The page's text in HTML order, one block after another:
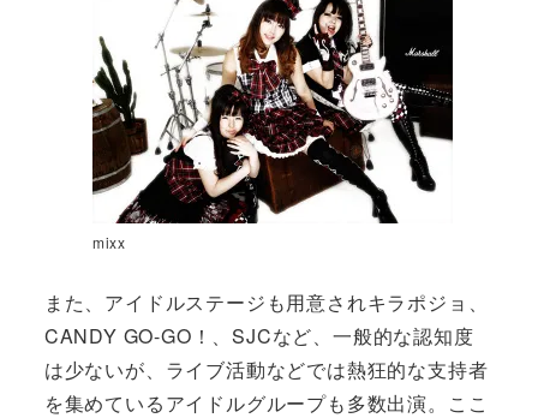
mixx
また、アイドルステージも用意されキラポジョ、
CANDY GO-GO！、SJCなど、一般的な認知度
は少ないが、ライブ活動などでは熱狂的な支持者
を集めているアイドルグループも多数出演。ここ